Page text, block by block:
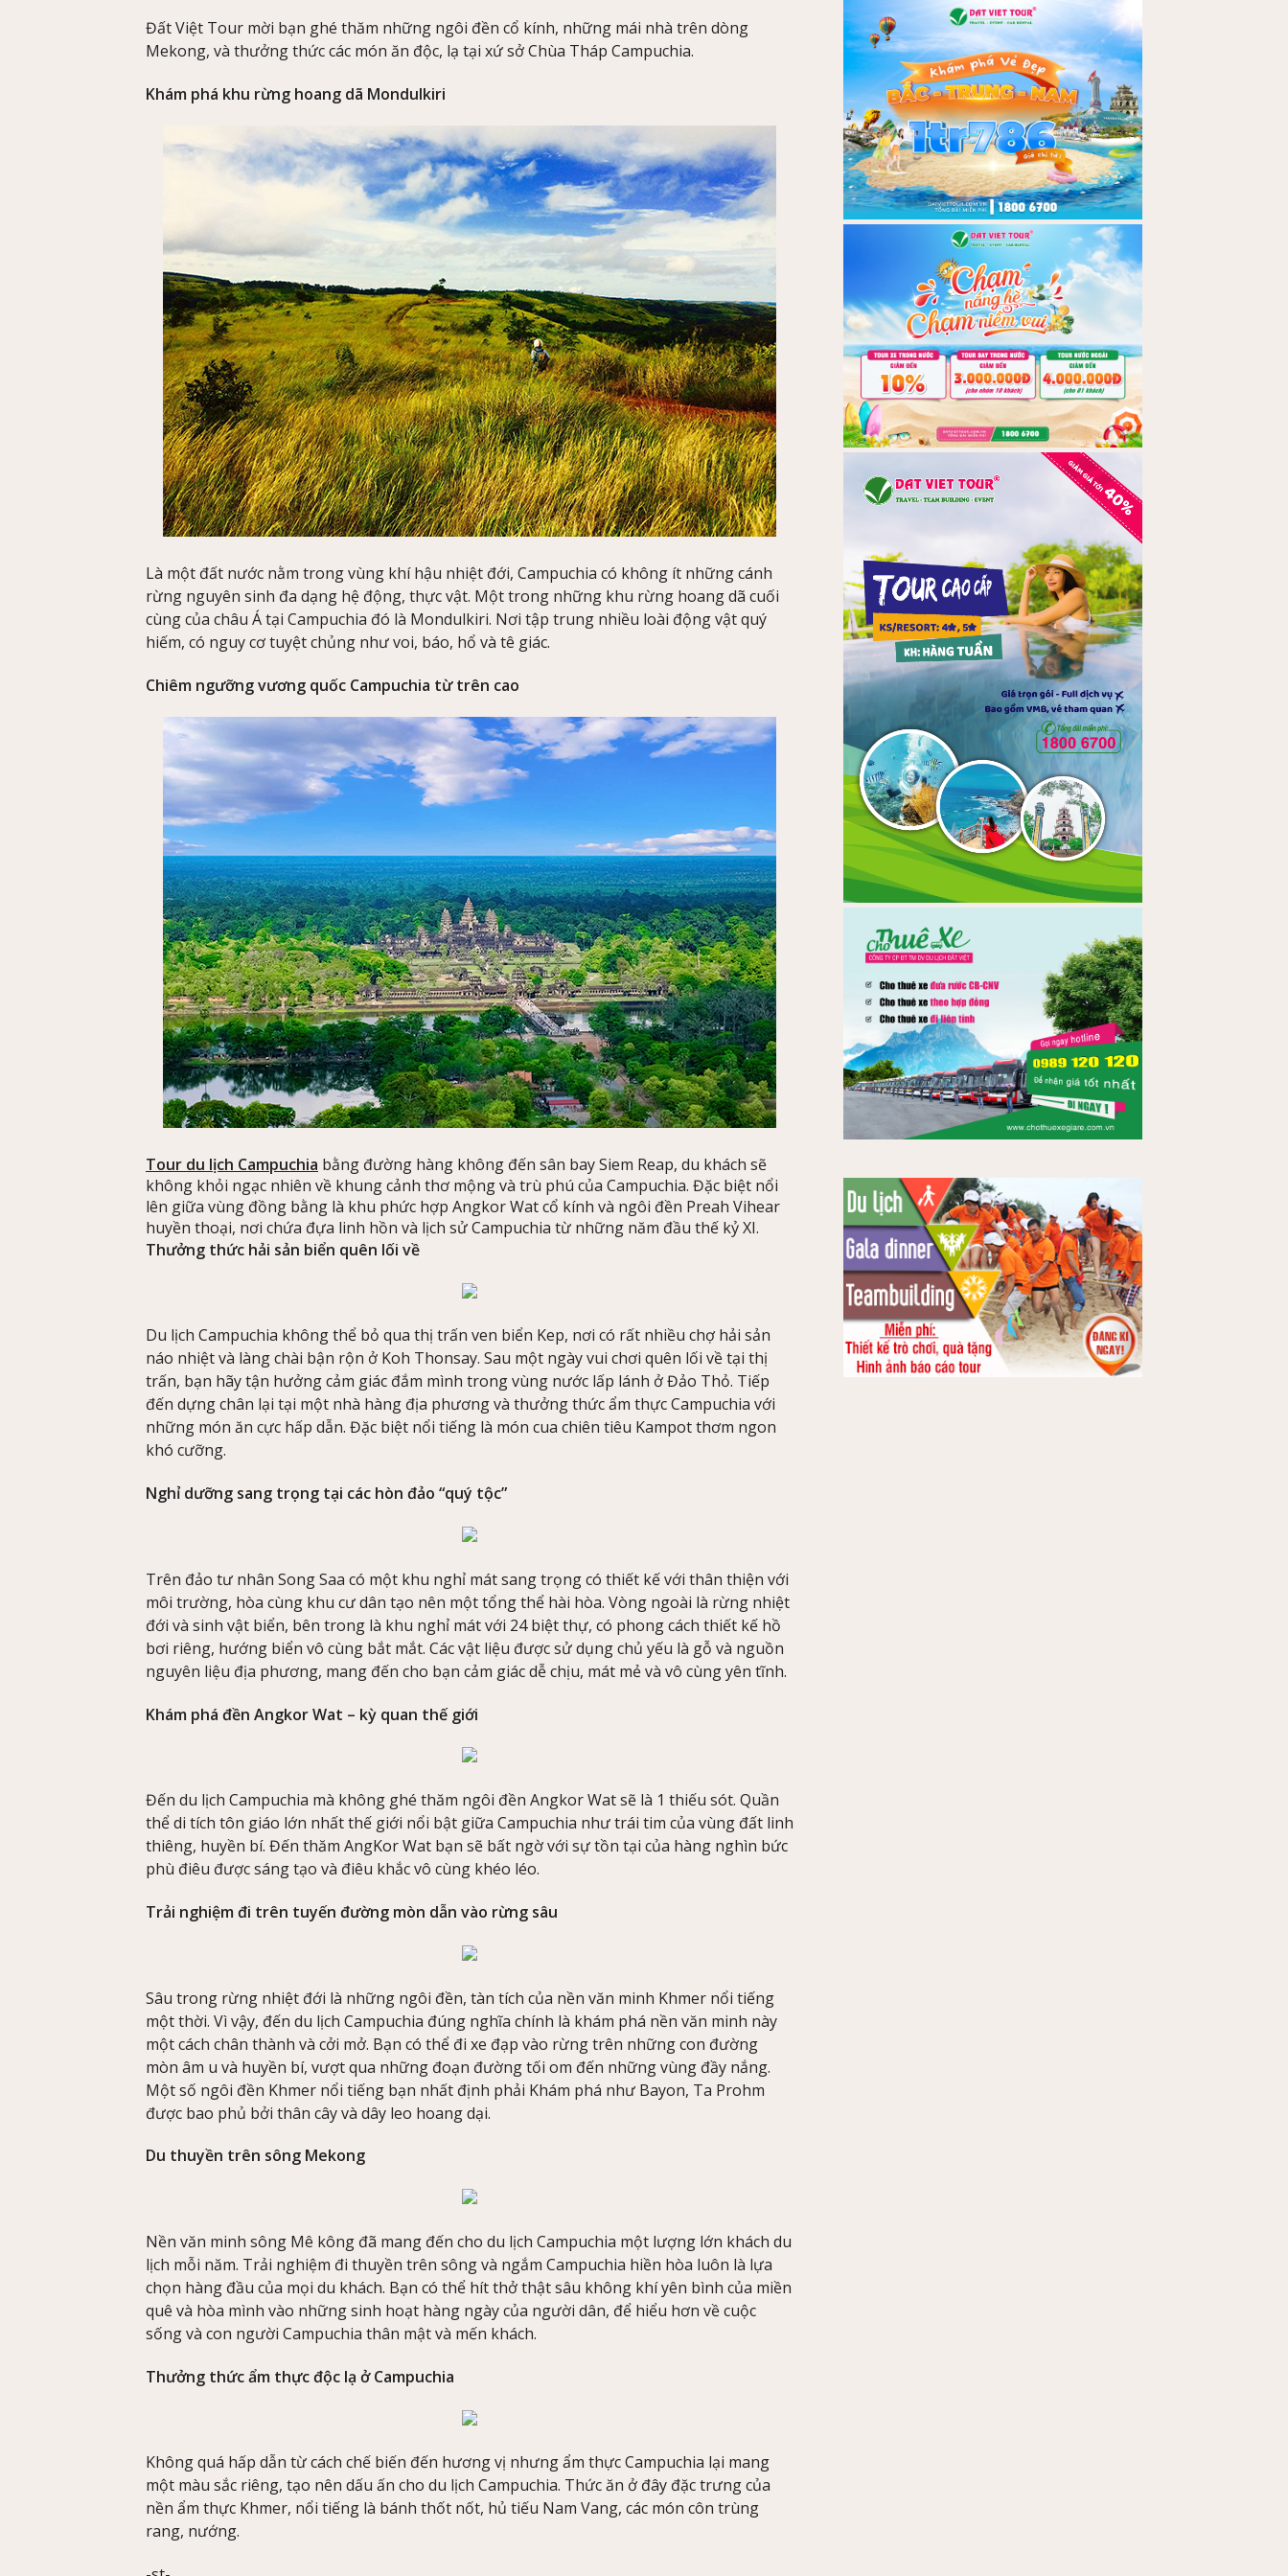
Đất Việt Tour mời bạn ghé thăm những ngôi đền cổ kính, những mái nhà trên dòng
Mekong, và thưởng thức các món ăn độc, lạ tại xứ sở Chùa Tháp Campuchia.
Khám phá khu rừng hoang dã Mondulkiri
Là một đất nước nằm trong vùng khí hậu nhiệt đới, Campuchia có không ít những cánh
rừng nguyên sinh đa dạng hệ động, thực vật. Một trong những khu rừng hoang dã cuối
cùng của châu Á tại Campuchia đó là Mondulkiri. Nơi tập trung nhiều loài động vật quý
hiếm, có nguy cơ tuyệt chủng như voi, báo, hổ và tê giác.
Chiêm ngưỡng vương quốc Campuchia từ trên cao
Tour du lịch Campuchia bằng đường hàng không đến sân bay Siem Reap, du khách sẽ
không khỏi ngạc nhiên về khung cảnh thơ mộng và trù phú của Campuchia. Đặc biệt nổi
lên giữa vùng đồng bằng là khu phức hợp Angkor Wat cổ kính và ngôi đền Preah Vihear
huyền thoại, nơi chứa đựa linh hồn và lịch sử Campuchia từ những năm đầu thế kỷ XI.
Thưởng thức hải sản biển quên lối về
Du lịch Campuchia không thể bỏ qua thị trấn ven biển Kep, nơi có rất nhiều chợ hải sản
náo nhiệt và làng chài bận rộn ở Koh Thonsay. Sau một ngày vui chơi quên lối về tại thị
trấn, bạn hãy tận hưởng cảm giác đắm mình trong vùng nước lấp lánh ở Đảo Thỏ. Tiếp
đến dựng chân lại tại một nhà hàng địa phương và thưởng thức ẩm thực Campuchia với
những món ăn cực hấp dẫn. Đặc biệt nổi tiếng là món cua chiên tiêu Kampot thơm ngon
khó cưỡng.
Nghỉ dưỡng sang trọng tại các hòn đảo “quý tộc”
Trên đảo tư nhân Song Saa có một khu nghỉ mát sang trọng có thiết kế với thân thiện với
môi trường, hòa cùng khu cư dân tạo nên một tổng thể hài hòa. Vòng ngoài là rừng nhiệt
đới và sinh vật biển, bên trong là khu nghỉ mát với 24 biệt thự, có phong cách thiết kế hồ
bơi riêng, hướng biển vô cùng bắt mắt. Các vật liệu được sử dụng chủ yếu là gỗ và nguồn
nguyên liệu địa phương, mang đến cho bạn cảm giác dễ chịu, mát mẻ và vô cùng yên tĩnh.
Khám phá đền Angkor Wat – kỳ quan thế giới
Đến du lịch Campuchia mà không ghé thăm ngôi đền Angkor Wat sẽ là 1 thiếu sót. Quần
thể di tích tôn giáo lớn nhất thế giới nổi bật giữa Campuchia như trái tim của vùng đất linh
thiêng, huyền bí. Đến thăm AngKor Wat bạn sẽ bất ngờ với sự tồn tại của hàng nghìn bức
phù điêu được sáng tạo và điêu khắc vô cùng khéo léo.
Trải nghiệm đi trên tuyến đường mòn dẫn vào rừng sâu
Sâu trong rừng nhiệt đới là những ngôi đền, tàn tích của nền văn minh Khmer nổi tiếng
một thời. Vì vậy, đến du lịch Campuchia đúng nghĩa chính là khám phá nền văn minh này
một cách chân thành và cởi mở. Bạn có thể đi xe đạp vào rừng trên những con đường
mòn âm u và huyền bí, vượt qua những đoạn đường tối om đến những vùng đầy nắng.
Một số ngôi đền Khmer nổi tiếng bạn nhất định phải Khám phá như Bayon, Ta Prohm
được bao phủ bởi thân cây và dây leo hoang dại.
Du thuyền trên sông Mekong
Nền văn minh sông Mê kông đã mang đến cho du lịch Campuchia một lượng lớn khách du
lịch mỗi năm. Trải nghiệm đi thuyền trên sông và ngắm Campuchia hiền hòa luôn là lựa
chọn hàng đầu của mọi du khách. Bạn có thể hít thở thật sâu không khí yên bình của miền
quê và hòa mình vào những sinh hoạt hàng ngày của người dân, để hiểu hơn về cuộc
sống và con người Campuchia thân mật và mến khách.
Thưởng thức ẩm thực độc lạ ở Campuchia
Không quá hấp dẫn từ cách chế biến đến hương vị nhưng ẩm thực Campuchia lại mang
một màu sắc riêng, tạo nên dấu ấn cho du lịch Campuchia. Thức ăn ở đây đặc trưng của
nền ẩm thực Khmer, nổi tiếng là bánh thốt nốt, hủ tiếu Nam Vang, các món côn trùng
rang, nướng.